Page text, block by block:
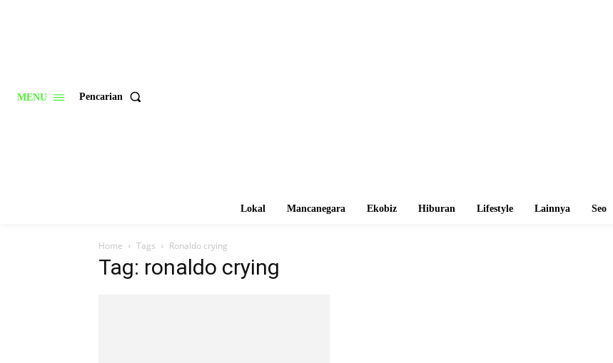
MENU Pencarian
Lokal Mancanegara Ekobiz Hiburan Lifestyle Lainnya Seo
Home Tags Ronaldo crying
Tag: ronaldo crying